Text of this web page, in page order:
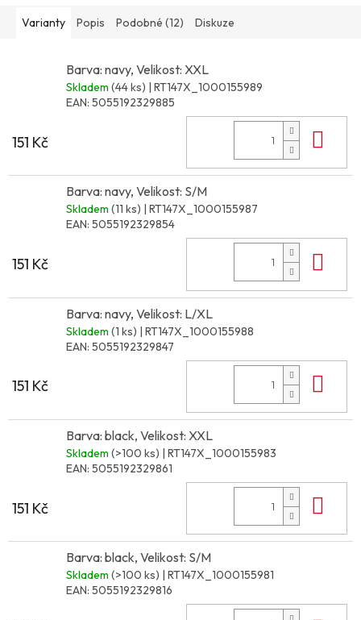
Varianty Popis Podobné (12) Diskuze
Barva: navy, Velikost: XXL
Skladem (44 ks) | RT147X_1000155989
EAN: 5055192329885
151 Kč
Barva: navy, Velikost: S/M
Skladem (11 ks) | RT147X_1000155987
EAN: 5055192329854
151 Kč
Barva: navy, Velikost: L/XL
Skladem (1 ks) | RT147X_1000155988
EAN: 5055192329847
151 Kč
Barva: black, Velikost: XXL
Skladem (>100 ks) | RT147X_1000155983
EAN: 5055192329861
151 Kč
Barva: black, Velikost: S/M
Skladem (>100 ks) | RT147X_1000155981
EAN: 5055192329816